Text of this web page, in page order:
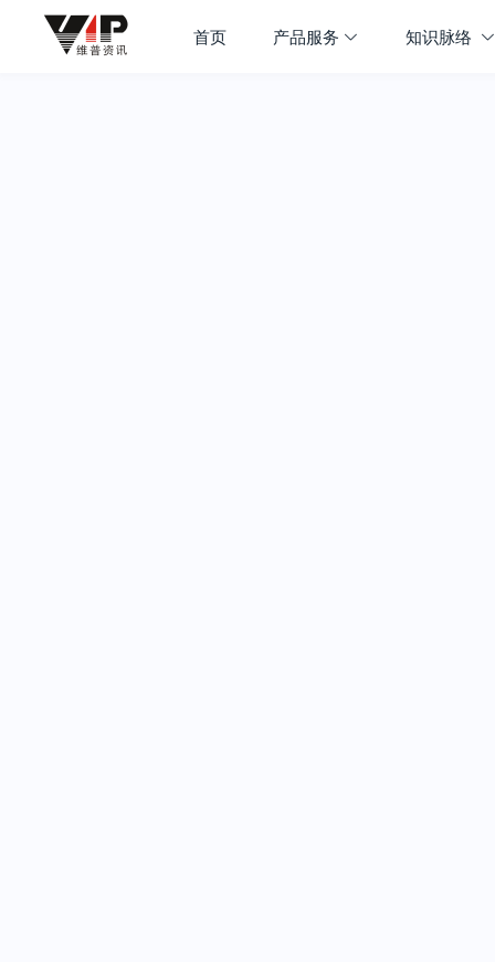
首页 产品服务 知识脉络